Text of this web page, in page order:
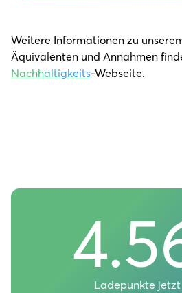
Weitere Informationen zu
Äquivalenten und Annahmen
Nachhaltigkeits-Webseite.
Ladepunkte jetzt